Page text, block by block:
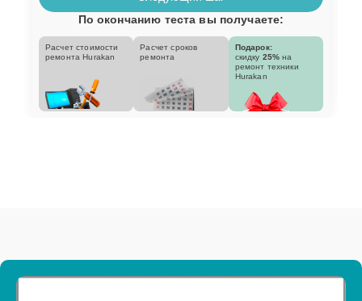
По окончанию теста вы получаете:
Расчет стоимости
ремонта Hurakan
Расчет сроков
ремонта
Подарок:
скидку 25% на
ремонт техники
Hurakan